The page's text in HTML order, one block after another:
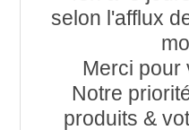
selon l'afflux
Merci pour
Notre
produits &